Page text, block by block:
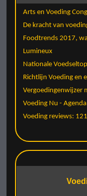
Arts en Voeding
De kracht van
Foodtrends 2017,
Lumineux
Nationale
Richtlijn Voeding en
Vergoedingenwijzer
Voeding Nu - Agenda
Voeding reviews: